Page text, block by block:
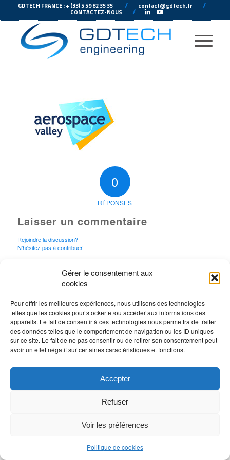
Gérer le consentement aux
cookies
Pour offrir les meilleures expériences, nous utilisons des technologies
telles que les cookies pour stocker et/ou accéder aux informations des
appareils. Le fait de consentir à ces technologies nous permettra de traiter
des données telles que le comportement de navigation ou les ID uniques
sur ce site. Le fait de ne pas consentir ou de retirer son consentement peut
avoir un effet négatif sur certaines caractéristiques et fonctions.
Accepter
Refuser
Voir les préférences
Politique de cookies
GDTECH FRANCE : + (33) 5 59 82 35 35 //--- contact@gdtech.fr //--
CONTACTEZ-NOUS ---// ---
0
RÉPONSES
Laisser un commentaire
Rejoindre la discussion?
N’hésitez pas à contribuer !
vous connecterpour publier un
commentaire.